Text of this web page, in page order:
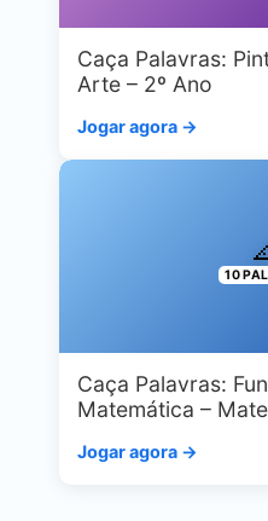
Caça Palavras:
Arte – 2º Ano
Jogar agora →
10
Caça Palavras:
Matemática –
Jogar agora →